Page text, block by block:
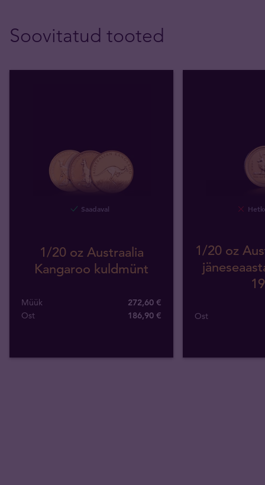
Soovitatud tooted
Saadaval
1/20 oz Austraalia
Kangaroo kuldmünt
Müük
272,60 €
Ost
186,90 €
1/20 oz
Ost